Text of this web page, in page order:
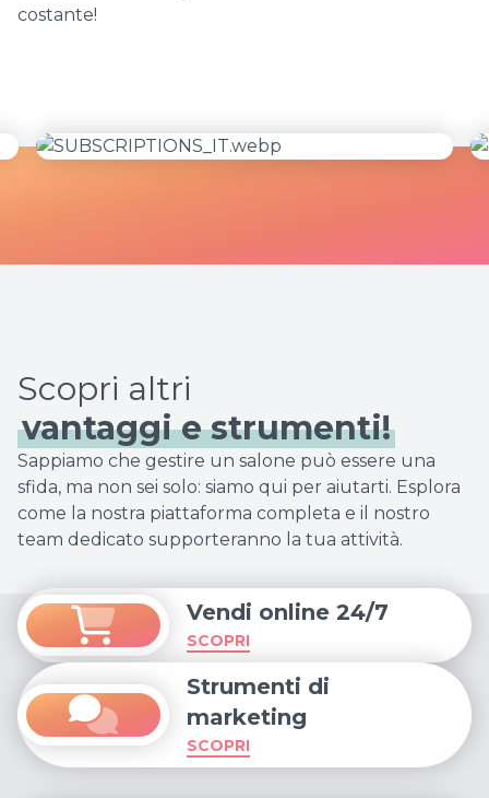
costante!
vantaggi e strumenti!
Sappiamo che gestire un salone può essere una
sfida, ma non sei solo: siamo qui per aiutarti. Esplora
come la nostra piattaforma completa e il nostro
team dedicato supporteranno la tua attività.
Vendi online 24/7
SCOPRI
Strumenti di
marketing
SCOPRI